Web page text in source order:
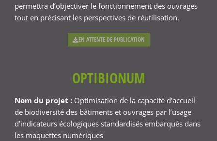
permettra d’objectiver le fonctionnement des ouvrages
tout en précisant les perspectives de réutilisation.
EN ATTENTE DE PUBLICATION
OPTIBIONUM
Nom du projet : Optimisation de la capacité d’accueil
de biodiversité des bâtiments et ouvrages par l’usage
d’indicateurs écologiques standardisés embarqués dans
les maquettes numériques